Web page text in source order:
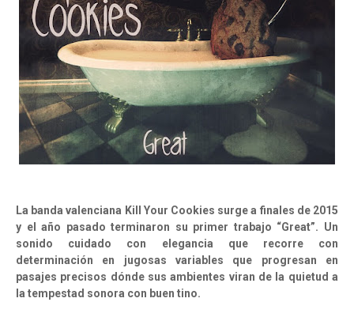
La banda valenciana Kill Your Cookies surge a finales de 2015
y el año pasado terminaron su primer trabajo “Great”. Un
sonido cuidado con elegancia que recorre con
determinación en jugosas variables que progresan en
pasajes precisos dónde sus ambientes viran de la quietud a
la tempestad sonora con buen tino.